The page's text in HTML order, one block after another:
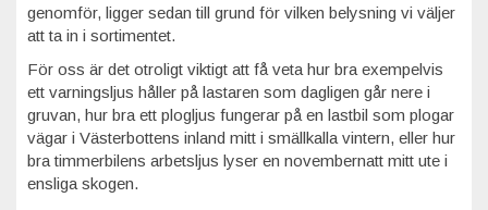
genomför, ligger sedan till grund för vilken belysning vi väljer
att ta in i sortimentet.
För oss är det otroligt viktigt att få veta hur bra exempelvis
ett varningsljus håller på lastaren som dagligen går nere i
gruvan, hur bra ett plogljus fungerar på en lastbil som plogar
vägar i Västerbottens inland mitt i smällkalla vintern, eller hur
bra timmerbilens arbetsljus lyser en novembernatt mitt ute i
ensliga skogen.